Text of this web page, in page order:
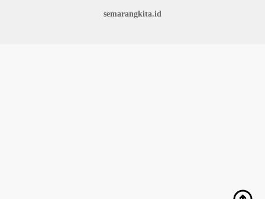
semarangkita.id